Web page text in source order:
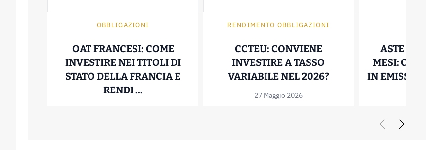
OBBLIGAZIONI
OAT FRANCESI: COME
INVESTIRE NEI TITOLI DI
STATO DELLA FRANCIA E
RENDI ...OAT FRANCESI: COME INVESTIRE NEI TITOLI DI STATO DELLA
RENDIMENTO OBBLIGAZIONI
CCTEU: CONVIENE
INVESTIRE A TASSO
VARIABILE NEL 2026?CCTEU: CONVIENE
27 Maggio 2026
ASTE BOT
MESI: COME
IN EMISSIONE E